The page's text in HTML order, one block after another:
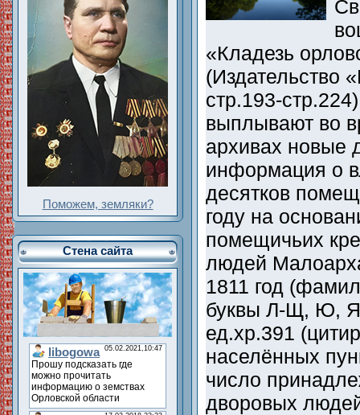
Поможем, земляки?
Стена сайта
«Кладезь
(Издательство
стр.193-
выплывают во
архивах новые
информация о
десятков
году на
помещичьих
людей
1811 год
буквы Л-Щ, Ю,
ед.хр.391
населённых
число
дворовых